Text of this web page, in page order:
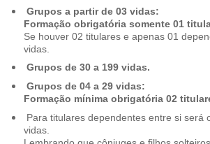
Grupos a partir de 03 vidas:
Formação obrigatória somente 01
Se houver 02 titulares e apenas 01
vidas.
Grupos de 30 a 199 vidas.
Grupos de 04 a 29 vidas:
Formação mínima obrigatória 02
Para titulares dependentes entre si
vidas.